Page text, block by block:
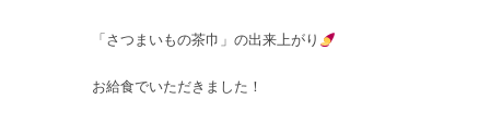
「さつまいもの茶巾」の出来上がり
お給食でいただきました！